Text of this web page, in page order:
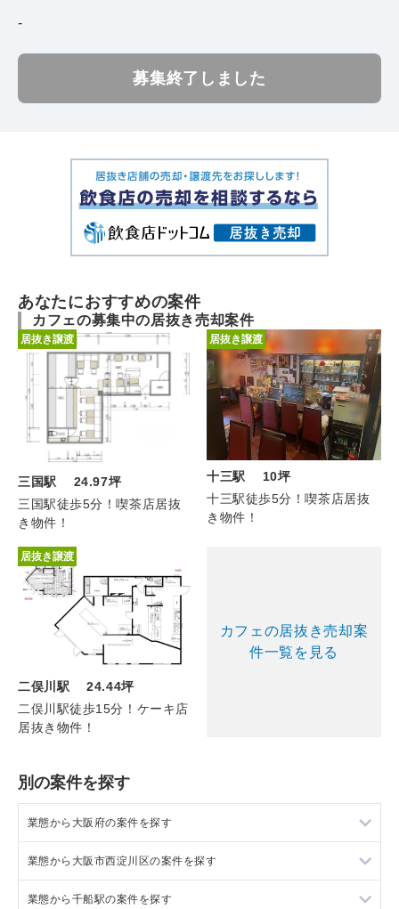
-
募集終了しました
あなたにおすすめの案件
カフェの募集中の居抜き売却案件
居抜き譲渡
三国駅 24.97坪
三国駅徒歩5分！喫茶店居抜
き物件！
居抜き譲渡
十三駅 10坪
十三駅徒歩5分！喫茶店居抜
き物件！
居抜き譲渡
二俣川駅 24.44坪
二俣川駅徒歩15分！ケーキ店
居抜き物件！
カフェの居抜き売却案
件一覧を見る
別の案件を探す
業態から大阪府の案件を探す
大阪府のラーメンの居抜き売却物件の案件一覧
大阪府のフランス料理の居抜き売却物件の案件一覧
業態から大阪市西淀川区の案件を探す
大阪市西淀川区の鉄板焼き・お好み焼の居抜き売却物件の案件
業態から千船駅の案件を探す